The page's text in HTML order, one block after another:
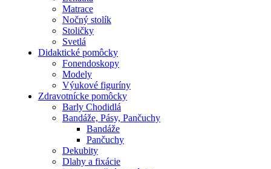
Matrace
Nočný stolík
Stoličky
Svetlá
Didaktické pomôcky
Fonendoskopy
Modely
Výukové figuríny
Zdravotnícke pomôcky
Barly Chodidlá
Bandáže, Pásy, Pančuchy
Bandáže
Pančuchy
Dekubity
Dlahy a fixácie